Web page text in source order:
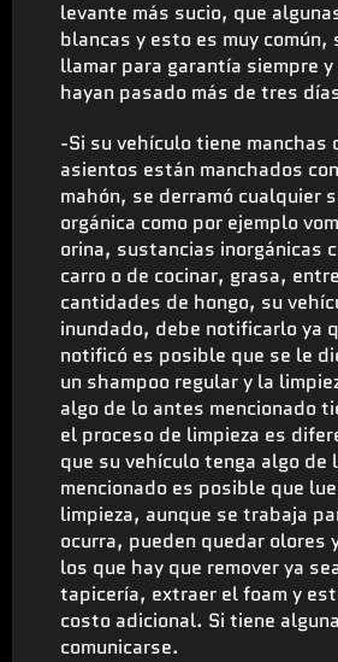
levante más sucio, que
blancas y esto es muy común,
llamar para garantía siempre y
hayan pasado más de tres
-Si su vehículo tiene manchas
asientos están manchados
mahón, se derramó cualquier
orgánica como por ejemplo
orina, sustancias inorgánicas
carro o de cocinar, grasa,
cantidades de hongo, su
inundado, debe notificarlo ya
notificó es posible que se le
un shampoo regular y la
algo de lo antes mencionado
el proceso de limpieza es
que su vehículo tenga algo de
mencionado es posible que
limpieza, aunque se trabaja
ocurra, pueden quedar olores
los que hay que remover ya
tapicería, extraer el foam y
costo adicional. Si tiene
comunicarse.